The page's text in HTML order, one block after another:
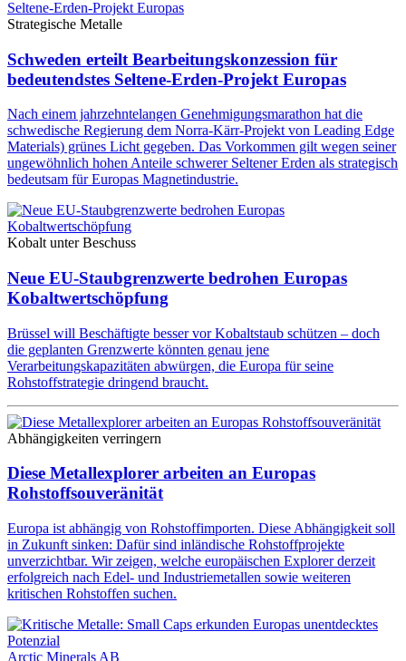
Strategische Metalle
Schweden erteilt Bearbeitungskonzession für
bedeutendstes Seltene-Erden-Projekt Europas
Nach einem jahrzehntelangen Genehmigungsmarathon hat die
schwedische Regierung dem Norra-Kärr-Projekt von Leading Edge
Materials) grünes Licht gegeben. Das Vorkommen gilt wegen seiner
ungewöhnlich hohen Anteile schwerer Seltener Erden als strategisch
bedeutsam für Europas Magnetindustrie.
Kobalt unter Beschuss
Neue EU-Staubgrenzwerte bedrohen Europas
Kobaltwertschöpfung
Brüssel will Beschäftigte besser vor Kobaltstaub schützen – doch
die geplanten Grenzwerte könnten genau jene
Verarbeitungskapazitäten abwürgen, die Europa für seine
Rohstoffstrategie dringend braucht.
Abhängigkeiten verringern
Diese Metallexplorer arbeiten an Europas
Rohstoffsouveränität
Europa ist abhängig von Rohstoffimporten. Diese Abhängigkeit soll
in Zukunft sinken: Dafür sind inländische Rohstoffprojekte
unverzichtbar. Wir zeigen, welche europäischen Explorer derzeit
erfolgreich nach Edel- und Industriemetallen sowie weiteren
kritischen Rohstoffen suchen.
Arctic Minerals AB